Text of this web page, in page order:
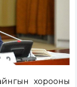
хорооны